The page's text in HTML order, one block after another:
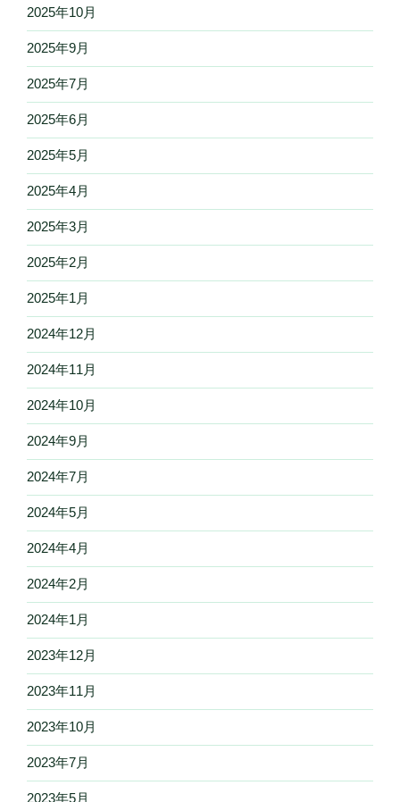
2025年10月
2025年9月
2025年7月
2025年6月
2025年5月
2025年4月
2025年3月
2025年2月
2025年1月
2024年12月
2024年11月
2024年10月
2024年9月
2024年7月
2024年5月
2024年4月
2024年2月
2024年1月
2023年12月
2023年11月
2023年10月
2023年7月
2023年5月